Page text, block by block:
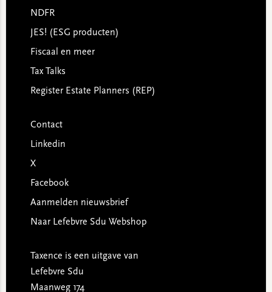
NDFR
JES! (ESG producten)
Fiscaal en meer
Tax Talks
Register Estate Planners (REP)
Contact
Linkedin
X
Facebook
Aanmelden nieuwsbrief
Naar Lefebvre Sdu Webshop
Taxence is een uitgave van
Lefebvre Sdu
Maanweg 174